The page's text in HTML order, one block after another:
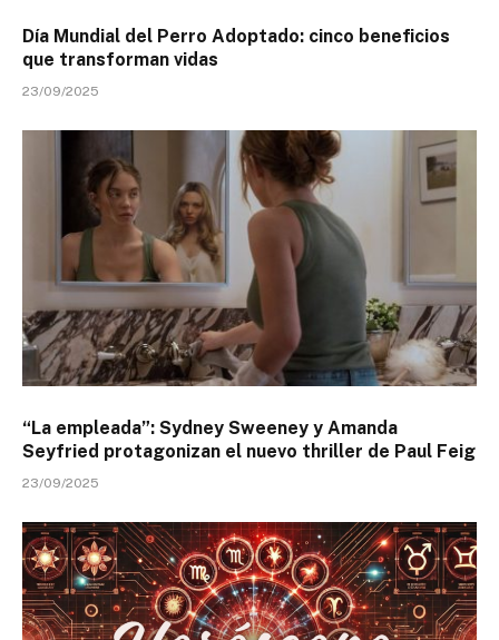
Día Mundial del Perro Adoptado: cinco beneficios
que transforman vidas
23/09/2025
“La empleada”: Sydney Sweeney y Amanda
Seyfried protagonizan el nuevo thriller de Paul Feig
23/09/2025